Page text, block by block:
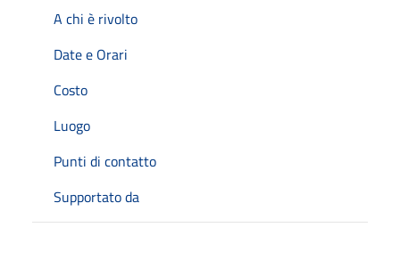
A chi è rivolto
Date e Orari
Costo
Luogo
Punti di contatto
Supportato da